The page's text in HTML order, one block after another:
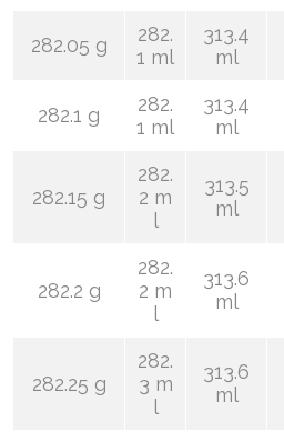
282.05 g
282.
1 ml
313.4
ml
282.1 g
282.
1 ml
313.4
ml
282.15 g
282.
2 m
l
313.5
ml
282.2 g
282.
2 m
l
313.6
ml
282.25 g
282.
3 m
l
313.6
ml